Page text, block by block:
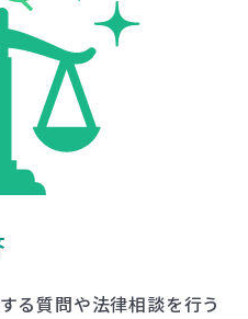
る質問や法律相談を行う